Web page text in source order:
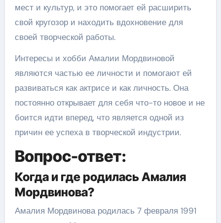
мест и культур, и это помогает ей расширить
свой кругозор и находить вдохновение для
своей творческой работы.
Интересы и хобби Амалии Мордвиновой
являются частью ее личности и помогают ей
развиваться как актрисе и как личность. Она
постоянно открывает для себя что-то новое и не
боится идти вперед, что является одной из
причин ее успеха в творческой индустрии.
Вопрос-ответ:
Когда и где родилась Амалия
Мордвинова?
Амалия Мордвинова родилась 7 февраля 1991